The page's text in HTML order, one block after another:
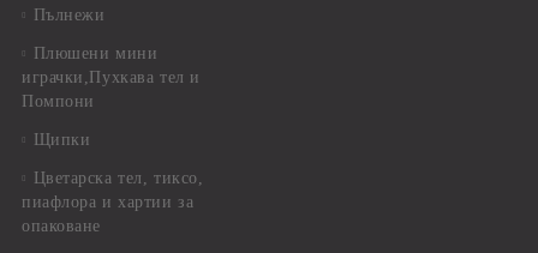
Пълнежи
Плюшени мини
играчки,Пухкава тел и
Помпони
Щипки
Цветарска тел, тиксо,
пиафлора и хартии за
опаковане